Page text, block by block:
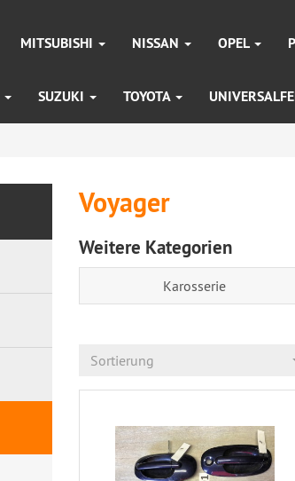
MITSUBISHI NISSAN OPEL
SUZUKI TOYOTA
Voyager
Weitere Kategorien
Karosserie
Sortierung